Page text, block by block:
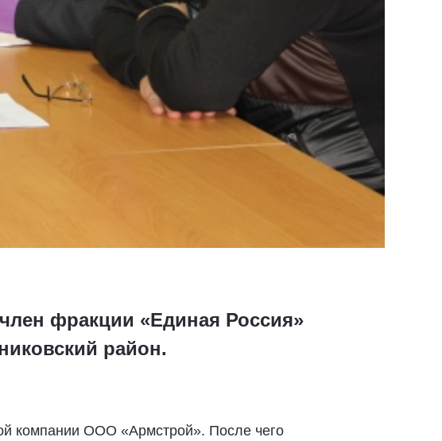
фракции «Единая Россия»
район.
компании ООО «Армстрой». После чего